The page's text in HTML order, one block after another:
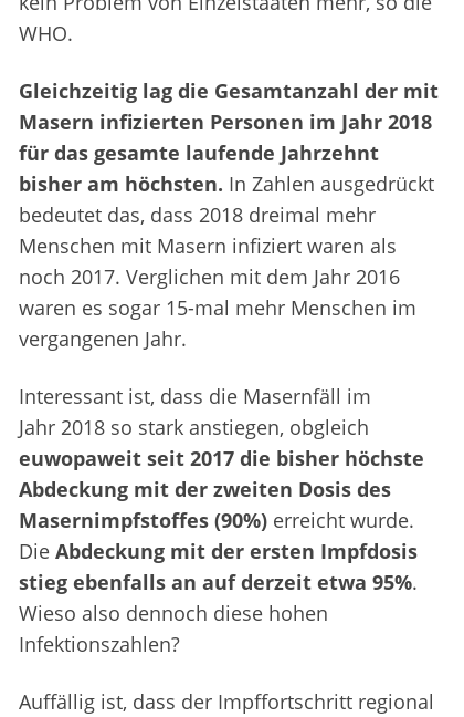
WHO.
Gleichzeitig lag die Gesamtanzahl der mit
Masern infizierten Personen im Jahr 2018
für das gesamte laufende Jahrzehnt
bisher am höchsten. In Zahlen ausgedrückt
bedeutet das, dass 2018 dreimal mehr
Menschen mit Masern infiziert waren als
noch 2017. Verglichen mit dem Jahr 2016
waren es sogar 15-mal mehr Menschen im
vergangenen Jahr.
Interessant ist, dass die Masernfäll im
Jahr 2018 so stark anstiegen, obgleich
euwopaweit seit 2017 die bisher höchste
Abdeckung mit der zweiten Dosis des
Masernimpfstoffes (90%) erreicht wurde.
Die Abdeckung mit der ersten Impfdosis
stieg ebenfalls an auf derzeit etwa 95%.
Wieso also dennoch diese hohen
Infektionszahlen?
Auffällig ist, dass der Impffortschritt regional